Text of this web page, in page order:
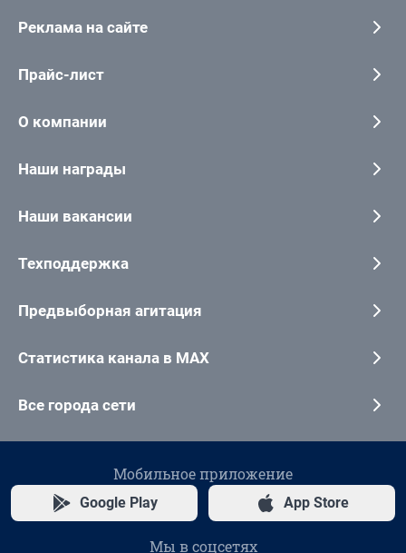
Реклама на сайте
Прайс-лист
О компании
Наши награды
Наши вакансии
Техподдержка
Предвыборная агитация
Статистика канала в MAX
Все города сети
Мобильное приложение
Google Play App Store
Мы в соцсетях